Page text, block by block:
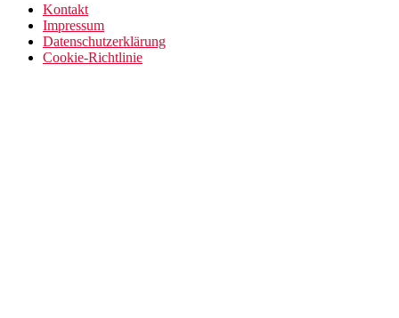
Kontakt
Impressum
Datenschutzerklärung
Cookie-Richtlinie